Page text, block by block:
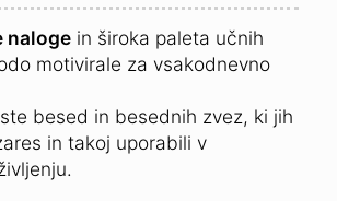
naloge in široka paleta učnih
motivirale za vsakodnevno
besed in besednih zvez, ki jih
in takoj uporabili v